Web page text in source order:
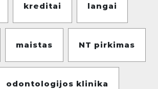
kreditai langai
maistas NT pirkimas
odontologijos klinika